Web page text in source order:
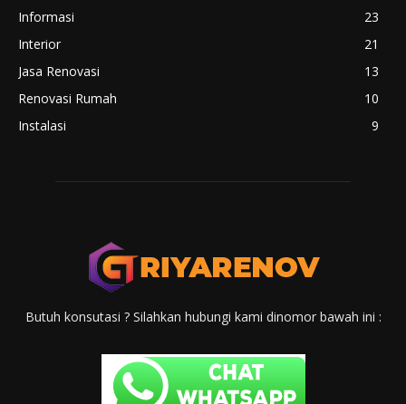
Informasi
23
Interior
21
Jasa Renovasi
13
Renovasi Rumah
10
Instalasi
9
Butuh konsutasi ? Silahkan hubungi kami dinomor bawah ini :